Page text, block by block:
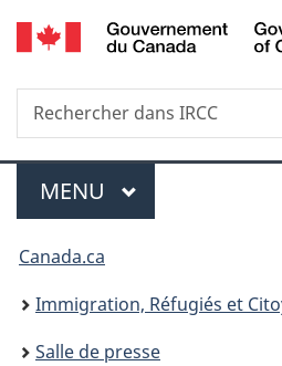
au
à
du
à
Recherche
Rechercher
dans
Menu
MENU PRINCIPAL
Vous
êtes
ici :
Canada.ca
Immigration, Réfugiés et
Salle de presse